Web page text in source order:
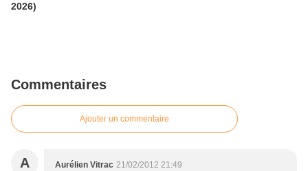
2026)
Commentaires
Ajouter un commentaire
A Aurélien Vitrac 21/02/2012 21:49